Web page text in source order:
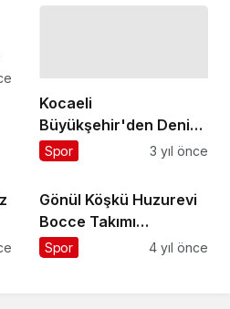
Kocaeli
Büyükşehir'den Deniz
Kanosu Türkiye Kupası
Spor 3 yıl önce
Gönül Köşkü Huzurevi
Bocce Takımı
Turnuvalara
Spor 4 yıl önce